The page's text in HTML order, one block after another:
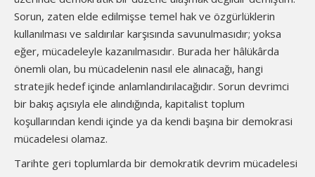
Sorun, zaten elde edilmişse temel hak ve özgürlüklerin
kullanılması ve saldırılar karşısında savunulmasıdır; yoksa
eğer, mücadeleyle kazanılmasıdır. Burada her hâlükârda
önemli olan, bu mücadelenin nasıl ele alınacağı, hangi
stratejik hedef içinde anlamlandırılacağıdır. Sorun devrimci
bir bakış açısıyla ele alındığında, kapitalist toplum
koşullarından kendi içinde ya da kendi başına bir demokrasi
mücadelesi olamaz.
Tarihte geri toplumlarda bir demokratik devrim mücadelesi